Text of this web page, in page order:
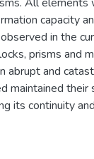
capacity
in the
prisms and
abrupt and
maintained
its continuity